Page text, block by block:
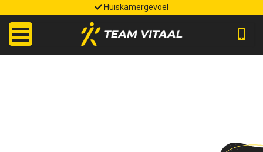
Huiskamergevoel